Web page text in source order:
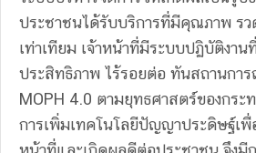
ประชาชนได้รับบริการที่มีคุณภาพ รว
เท่าเทียม เจ้าหน้าที่มีระบบปฏิบัติงา
ประสิทธิภาพ ไร้รอยต่อ ทันสถานกา
MOPH 4.0 ตามยุทธศาสตร์ของกระ
การเพิ่มเทคโนโลยีปัญญาประดิษฐ์เพื่